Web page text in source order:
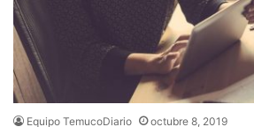
Equipo TemucoDiario octubre 8, 2019